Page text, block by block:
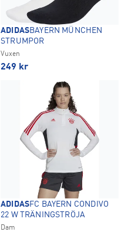
ADIDASBAYERN MÜNCHEN
STRUMPOR
Vuxen
249 kr
ADIDASFC BAYERN CONDIVO
22 W TRÄNINGSTRÖJA
Dam